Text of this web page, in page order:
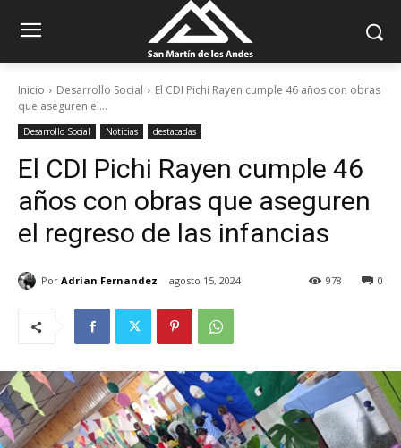
Inicio Desarrollo Social
El CDI Pichi Rayen cumple 46 años con obras
que aseguren el...
Desarrollo Social Noticias destacadas
El CDI Pichi Rayen cumple 46
años con obras que aseguren
el regreso de las infancias
Por Adrian Fernandez agosto 15, 2024 0
978